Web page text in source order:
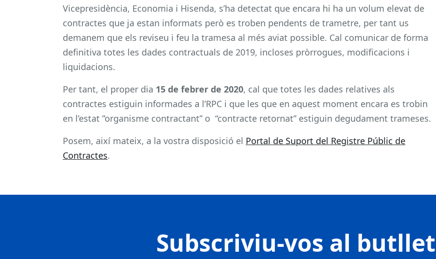
Vicepresidència, Economia i Hisenda, s’ha detectat que encara hi ha un volum elevat de
contractes que ja estan informats però es troben pendents de trametre, per tant us
demanem que els reviseu i feu la tramesa al més aviat possible. Cal comunicar de forma
definitiva totes les dades contractuals de 2019, incloses pròrrogues, modificacions i
liquidacions.
Per tant, el proper dia 15 de febrer de 2020, cal que totes les dades relatives als
contractes estiguin informades a l’RPC i que les que en aquest moment encara es trobin
en l’estat ”organisme contractant” o “contracte retornat” estiguin degudament trameses.
Posem, així mateix, a la vostra disposició el Portal de Suport del Registre Públic de
Contractes.
Subscriviu-vos al